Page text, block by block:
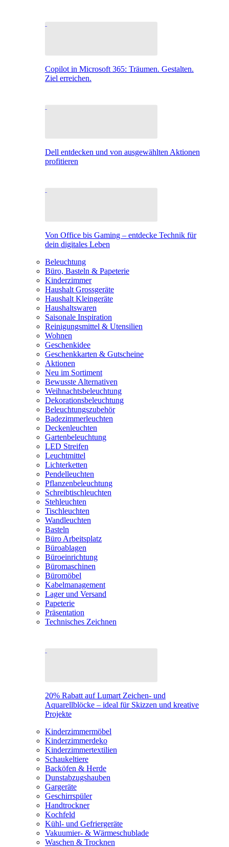
Copilot in Microsoft 365: Träumen. Gestalten.
Ziel erreichen.
Dell entdecken und von ausgewählten Aktionen
profitieren
Von Office bis Gaming – entdecke Technik für
dein digitales Leben
Beleuchtung
Büro, Basteln & Papeterie
Kinderzimmer
Haushalt Grossgeräte
Haushalt Kleingeräte
Haushaltswaren
Saisonale Inspiration
Reinigungsmittel & Utensilien
Wohnen
Geschenkidee
Geschenkkarten & Gutscheine
Aktionen
Neu im Sortiment
Bewusste Alternativen
Weihnachtsbeleuchtung
Dekorationsbeleuchtung
Beleuchtungszubehör
Badezimmerleuchten
Deckenleuchten
Gartenbeleuchtung
LED Streifen
Leuchtmittel
Lichterketten
Pendelleuchten
Pflanzenbeleuchtung
Schreibtischleuchten
Stehleuchten
Tischleuchten
Wandleuchten
Basteln
Büro Arbeitsplatz
Büroablagen
Büroeinrichtung
Büromaschinen
Büromöbel
Kabelmanagement
Lager und Versand
Papeterie
Präsentation
Technisches Zeichnen
20% Rabatt auf Lumart Zeichen- und
Aquarellblöcke – ideal für Skizzen und kreative
Projekte
Kinderzimmermöbel
Kinderzimmerdeko
Kinderzimmertextilien
Schaukeltiere
Backöfen & Herde
Dunstabzugshauben
Gargeräte
Geschirrspüler
Handtrockner
Kochfeld
Kühl- und Gefriergeräte
Vakuumier- & Wärmeschublade
Waschen & Trocknen